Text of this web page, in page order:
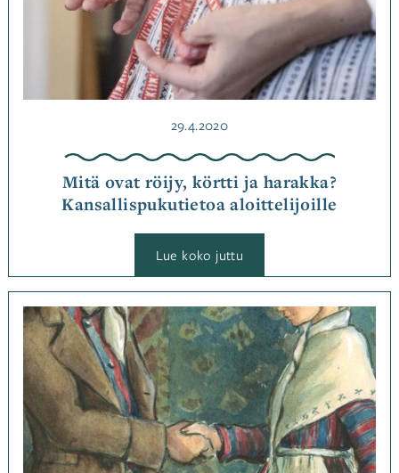
Mitä ovat röijy, körtti ja harakka?
Kansallispukutietoa aloittelijoille
Julkaistu
29.4.2020
Lue koko juttu
ovat
röijy,
körtti
ja
harakka?
Kansallispukutietoa
aloittelijoille
Kategoriassa
JututAvainsanat
kansallispuku